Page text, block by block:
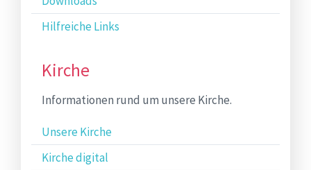
Hilfreiche Links
Kirche
Informationen rund um unsere Kirche.
Unsere Kirche
Kirche digital